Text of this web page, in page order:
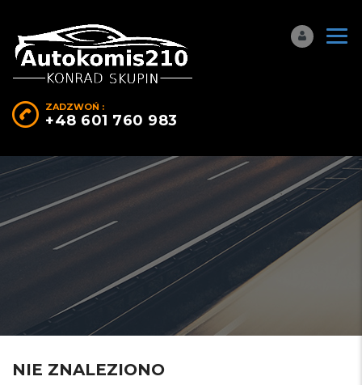
ZADZWOŃ :
+48 601 760 983
NIE ZNALEZIONO